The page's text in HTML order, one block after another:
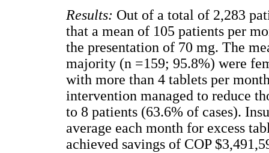
Results: Out of a total of 2,283
that a mean of 105 patients per
the presentation of 70 mg. The
majority (n =159; 95.8%) were
with more than 4 tablets per
intervention managed to reduce
to 8 patients (63.6% of cases).
average each month for excess
achieved savings of COP